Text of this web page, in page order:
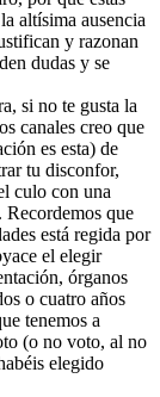
altísima ausencia
y razonan
dudas y se
si no te gusta la
canales creo que
es esta) de
tu disconfor,
culo con una
Recordemos que
está regida por
el elegir
órganos
o cuatro años
tenemos a
(o no voto, al no
elegido